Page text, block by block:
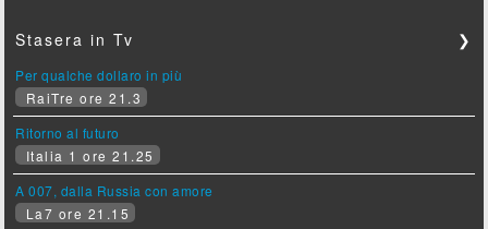
Stasera in Tv ❯
Per qualche dollaro in più
RaiTre ore 21.3
Ritorno al futuro
Italia 1 ore 21.25
A 007, dalla Russia con amore
La7 ore 21.15